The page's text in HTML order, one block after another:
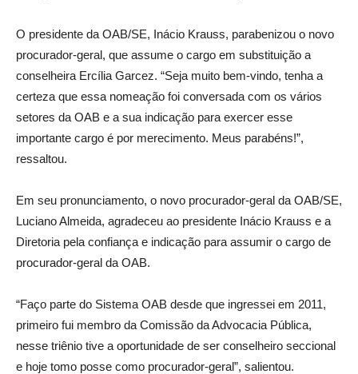
O presidente da OAB/SE, Inácio Krauss, parabenizou o novo
procurador-geral, que assume o cargo em substituição a
conselheira Ercília Garcez. “Seja muito bem-vindo, tenha a
certeza que essa nomeação foi conversada com os vários
setores da OAB e a sua indicação para exercer esse
importante cargo é por merecimento. Meus parabéns!”,
ressaltou.
Em seu pronunciamento, o novo procurador-geral da OAB/SE,
Luciano Almeida, agradeceu ao presidente Inácio Krauss e a
Diretoria pela confiança e indicação para assumir o cargo de
procurador-geral da OAB.
“Faço parte do Sistema OAB desde que ingressei em 2011,
primeiro fui membro da Comissão da Advocacia Pública,
nesse triênio tive a oportunidade de ser conselheiro seccional
e hoje tomo posse como procurador-geral”, salientou.